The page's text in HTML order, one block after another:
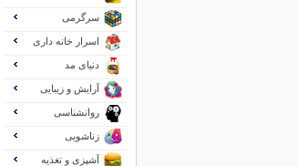
سرگرمی
اسرار خانه داری
دنیای مد
آرایش و زیبایی
روانشناسی
زناشویی
آشپزی و تغذیه